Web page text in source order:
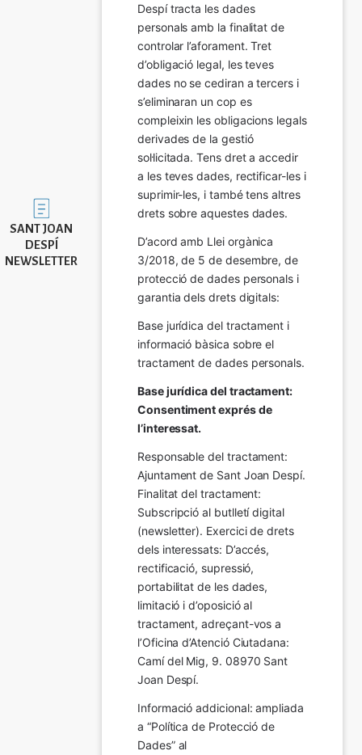
Imatge
SANT JOAN
DESPÍ
NEWSLETTER
Despí tracta les dades
personals amb la finalitat de
controlar l’aforament. Tret
d’obligació legal, les teves
dades no se cediran a tercers i
s’eliminaran un cop es
compleixin les obligacions legals
derivades de la gestió
sol·licitada. Tens dret a accedir
a les teves dades, rectificar-les i
suprimir-les, i també tens altres
drets sobre aquestes dades.
D’acord amb Llei orgànica
3/2018, de 5 de desembre, de
protecció de dades personals i
garantia dels drets digitals:
Base jurídica del tractament i
informació bàsica sobre el
tractament de dades personals.
Base jurídica del tractament:
Consentiment exprés de
l’interessat.
Responsable del tractament:
Ajuntament de Sant Joan Despí.
Finalitat del tractament:
Subscripció al butlletí digital
(newsletter). Exercici de drets
dels interessats: D’accés,
rectificació, supressió,
portabilitat de les dades,
limitació i d’oposició al
tractament, adreçant-vos a
l’Oficina d’Atenció Ciutadana:
Camí del Mig, 9. 08970 Sant
Joan Despí.
Informació addicional: ampliada
a “Política de Protecció de
Dades” al